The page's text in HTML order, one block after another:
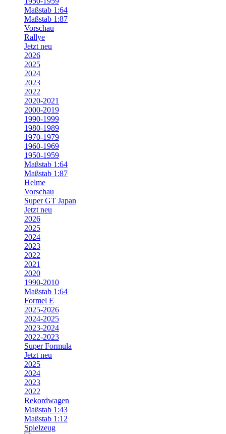
Maßstab 1:64
Maßstab 1:87
Vorschau
Rallye
Jetzt neu
2026
2025
2024
2023
2022
2020-2021
2000-2019
1990-1999
1980-1989
1970-1979
1960-1969
1950-1959
Maßstab 1:64
Maßstab 1:87
Helme
Vorschau
Super GT Japan
Jetzt neu
2026
2025
2024
2023
2022
2021
2020
1990-2010
Maßstab 1:64
Formel E
2025-2026
2024-2025
2023-2024
2022-2023
Super Formula
Jetzt neu
2025
2024
2023
2022
Rekordwagen
Maßstab 1:43
Maßstab 1:12
Spielzeug